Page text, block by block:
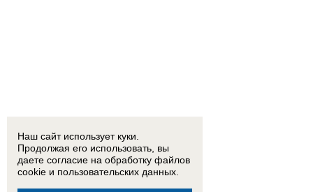
Наш сайт использует куки.
Продолжая его использовать, вы
даете согласие на обработку файлов
cookie и пользовательских данных.